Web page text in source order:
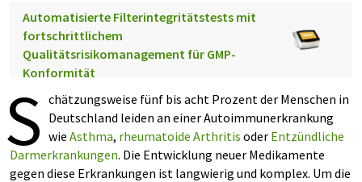
Automatisierte Filterintegritätstests mit
fortschrittlichem
Qualitätsrisikomanagement für GMP-
Konformität
S chätzungsweise fünf bis acht Prozent der Menschen in
Deutschland leiden an einer Autoimmunerkrankung
wie Asthma, rheumatoide Arthritis oder Entzündliche
Darmerkrankungen. Die Entwicklung neuer Medikamente
gegen diese Erkrankungen ist langwierig und komplex. Um die